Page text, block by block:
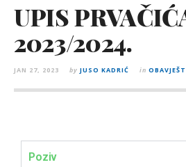
UPIS
2023/2024.
JAN 27, 2023 by JUSO KADRIĆ in
Poziv